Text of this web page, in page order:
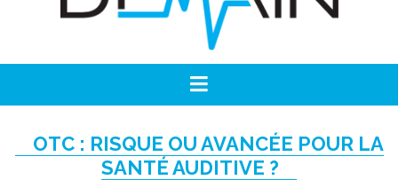
OTC : RISQUE OU AVANCÉE POUR LA
SANTÉ AUDITIVE ?